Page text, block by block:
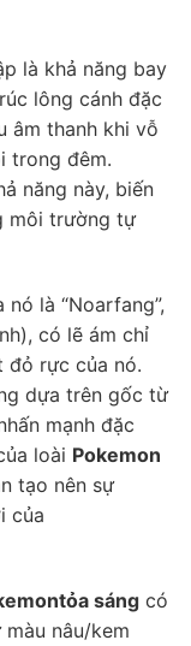
là khả năng bay
lông cánh đặc
âm thanh khi vỗ
trong đêm.
năng này, biến
môi trường tự
là “Noarfang”,
có lẽ ám chỉ
đỏ rực của nó.
dựa trên gốc từ
mạnh đặc
loài Pokemon
tạo nên sự
của
tỏa sáng có
nâu/kem